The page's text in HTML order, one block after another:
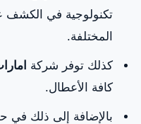
تكنولوجية في الكشف
المختلفة.
كذلك توفر شركة
كافة الأعطال.
بالإضافة إلى ذلك في